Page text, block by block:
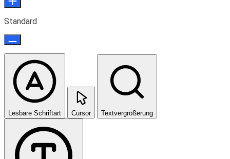
Standard
Lesbare Schriftart Cursor Textvergrößerung